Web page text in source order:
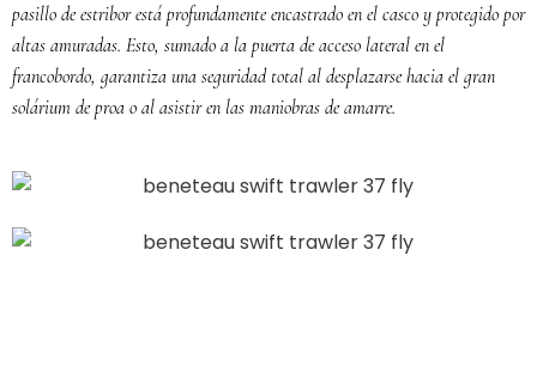
pasillo de estribor está profundamente encastrado en el casco y protegido por
altas amuradas. Esto, sumado a la puerta de acceso lateral en el
francobordo, garantiza una seguridad total al desplazarse hacia el gran
solárium de proa o al asistir en las maniobras de amarre.